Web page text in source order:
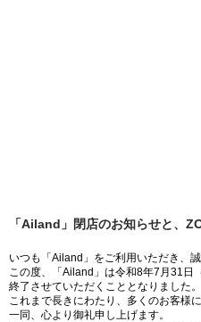
「Ailand」閉店のお知らせと、
いつも「Ailand」をご利用いただき、
この度、「Ailand」は令和8年7月31日
終了させていただくこととなりました。
これまで長きにわたり、多くのお客様
一同、心より御礼申し上げます。